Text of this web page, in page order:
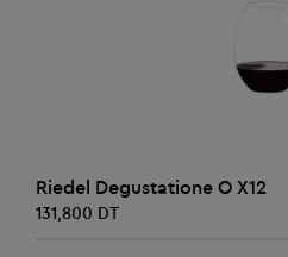
AJOUTER
Riedel Degustatione O X12
131,800 DT